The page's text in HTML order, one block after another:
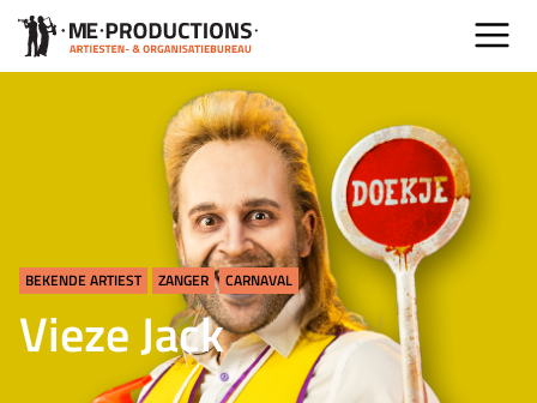
BEKENDE ARTIEST ZANGER CARNAVAL
Vieze Jack